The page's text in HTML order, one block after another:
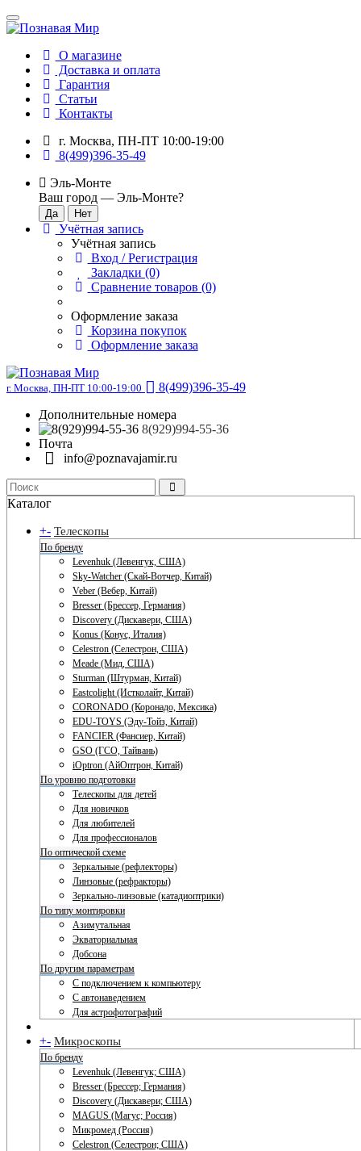
О магазине
Доставка и оплата
Гарантия
Статьи
Контакты
г. Москва, ПН-ПТ 10:00-19:00
8(499)396-35-49
Эль-Монте
Ваш город — Эль-Монте?
Учётная запись
Учётная запись
Вход / Регистрация
Закладки (0)
Сравнение товаров (0)
Оформление заказа
Корзина покупок
Оформление заказа
г. Москва, ПН-ПТ 10:00-19:00
8(499)396-35-49
Дополнительные номера
8(929)994-55-36
Почта
info@poznavajamir.ru
Каталог
+- Телескопы
По бренду
Levenhuk (Левенгук, США)
Sky-Watcher (Скай-Вотчер, Китай)
Veber (Вебер, Китай)
Bresser (Брессер, Германия)
Discovery (Дискавери, США)
Konus (Конус, Италия)
Celestron (Селестрон, США)
Meade (Мид, США)
Sturman (Штурман, Китай)
Eastcolight (Истколайт, Китай)
CORONADO (Коронадо, Мексика)
EDU-TOYS (Эду-Тойз, Китай)
FANCIER (Фансиер, Китай)
GSO (ГСО, Тайвань)
iOptron (АйОптрон, Китай)
По уровню подготовки
Телескопы для детей
Для новичков
Для любителей
Для профессионалов
По оптической схеме
Зеркальные (рефлекторы)
Линзовые (рефракторы)
Зеркально-линзовые (катадиоптрики)
По типу монтировки
Азимутальная
Экваториальная
Добсона
По другим параметрам
С подключением к компьютеру
С автонаведением
Для астрофотографий
+- Микроскопы
По бренду
Levenhuk (Левенгук; США)
Bresser (Брессер; Германия)
Discovery (Дискавери; США)
MAGUS (Магус; Россия)
Микромед (Россия)
Celestron (Селестрон; США)